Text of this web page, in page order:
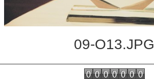
09-O13.JPG